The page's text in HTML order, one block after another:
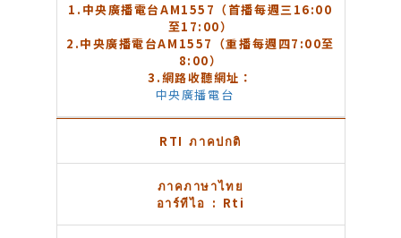
1. 中央廣播電台AM1557 （首播每週三16:00
至17:00）
2.中央廣播電台AM1557 （重播每週四7:00至
8:00）
3.網路收聽網址：
中央廣播電台
RTIภาคปกติ
ภาคภาษาไทย
อาร์ทีไอ : Rti